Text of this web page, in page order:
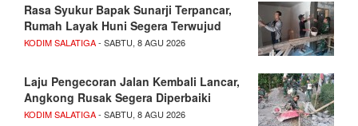
Rasa Syukur Bapak Sunarji Terpancar,
Rumah Layak Huni Segera Terwujud
KODIM SALATIGA- SABTU, 8 AGU 2026
Laju Pengecoran Jalan Kembali Lancar,
Angkong Rusak Segera Diperbaiki
KODIM SALATIGA- SABTU, 8 AGU 2026